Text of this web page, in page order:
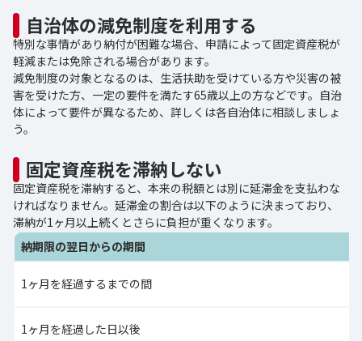
自治体の減免制度を利用する
特別な事情があり納付が困難な場合、申請によって固定資産税が
軽減または免除される場合があります。
減免制度の対象となるのは、生活扶助を受けている方や災害の被
害を受けた方、一定の要件を満たす65歳以上の方などです。自治
体によって要件が異なるため、詳しくは各自治体に相談しましょ
う。
固定資産税を滞納しない
固定資産税を滞納すると、本来の税額とは別に延滞金を支払わな
ければなりません。延滞金の割合は以下のように決まっており、
滞納が1ヶ月以上続くとさらに負担が重くなります。
納期限の翌日からの期間
1ヶ月を経過するまでの間
1ヶ月を経過した日以後